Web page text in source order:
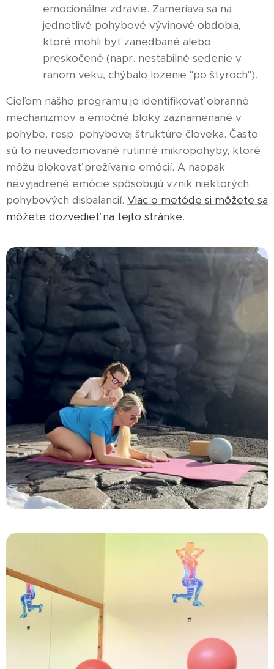
emocionálne zdravie. Zameriava sa na
jednotlivé pohybové vývinové obdobia,
ktoré mohli byť zanedbané alebo
preskočené (napr. nestabilné sedenie v
ranom veku, chýbalo lozenie "po štyroch").
Cieľom nášho programu je identifikovať obranné
mechanizmov a emočné bloky zaznamenané v
pohybe, resp. pohybovej štruktúre človeka. Často
sú to neuvedomované rutinné mikropohyby, ktoré
môžu blokovať prežívanie emócií. A naopak
nevyjadrené emócie spôsobujú vznik niektorých
pohybových disbalancií. Viac o metóde si môžete sa
môžete dozvedieť na tejto stránke.